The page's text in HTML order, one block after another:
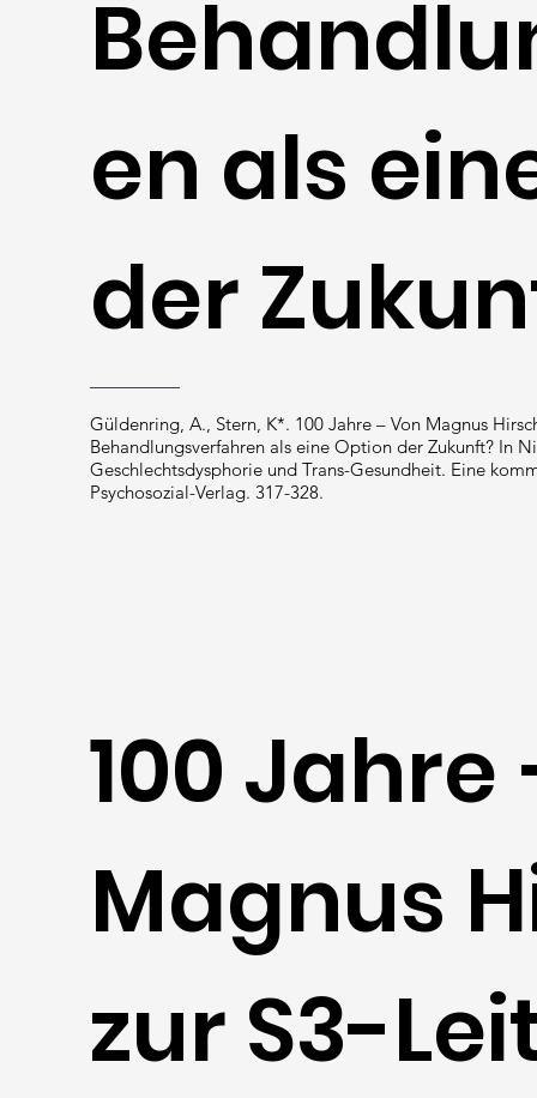
en als
der
Güldenring, A., Stern, K*. 100 Jahre – Von Magnus
Behandlungsverfahren als eine Option der Zukunft? In
Geschlechtsdysphorie und Trans-Gesundheit. Eine
Psychosozial-Verlag. 317-328.
100 Jahre
Magnus
zur S3-